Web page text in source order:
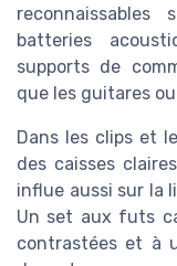
batteries
supports de
que les guitares
Dans les clips et
des caisses
influe aussi sur la
Un set aux futs
contrastées et à